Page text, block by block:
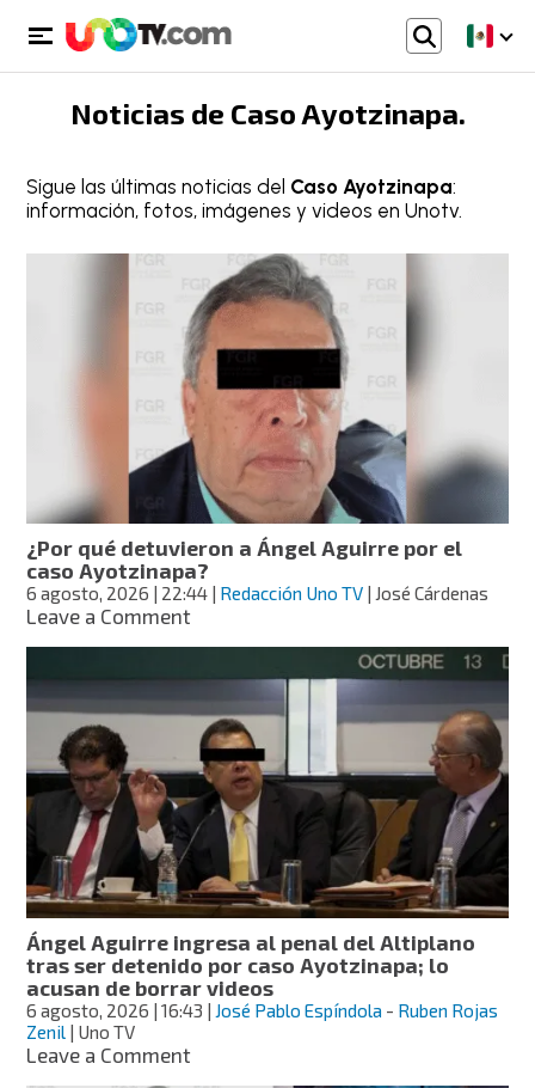
Noticias de Caso Ayotzinapa.
Sigue las últimas noticias del Caso Ayotzinapa:
información, fotos, imágenes y videos en Unotv.
¿Por qué detuvieron a Ángel Aguirre por el
caso Ayotzinapa?
6 agosto, 2026 | 22:44 | Redacción Uno TV | José Cárdenas
Leave a Commenton
detuvieron
a
Ángel
Aguirre
por
el
caso
Ayotzinapa?
Ángel Aguirre ingresa al penal del Altiplano
tras ser detenido por caso Ayotzinapa; lo
acusan de borrar videos
6 agosto, 2026 | 16:43 | José Pablo Espíndola - Ruben Rojas
Zenil | Uno TV
Leave a Commenton